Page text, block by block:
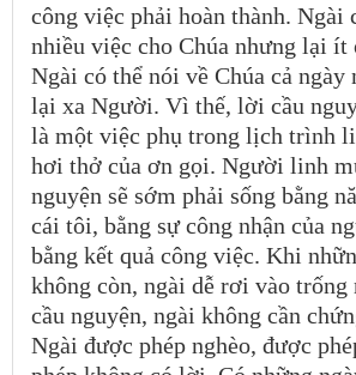
công việc phải hoàn thành. Ngài
nhiều việc cho Chúa nhưng lại ít
Ngài có thể nói về Chúa cả ngày
lại xa Người. Vì thế, lời cầu
là một việc phụ trong lịch trình
hơi thở của ơn gọi. Người linh
nguyện sẽ sớm phải sống bằng
cái tôi, bằng sự công nhận của
bằng kết quả công việc. Khi
không còn, ngài dễ rơi vào trống
cầu nguyện, ngài không cần
Ngài được phép nghèo, được